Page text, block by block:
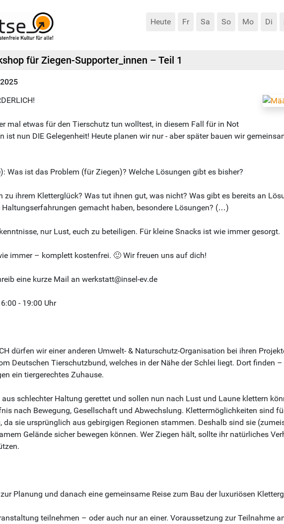
Heute Fr Sa So Mo Di
für Ziegen-Supporter_innen – Teil 1
mal etwas für den Tierschutz tun wolltest, in diesem Fall für in Not
ist nun DIE Gelegenheit! Heute planen wir nur - aber später bauen wir
Was ist das Problem (für Ziegen)? Welche Lösungen gibt es bisher?
zu ihrem Kletterglück? Was tut ihnen gut, was nicht? Was gibt es bereits an
Haltungserfahrungen gemacht haben, besondere Lösungen? (…)
nur Lust, euch zu beteiligen. Für kleine Snacks ist wie immer gesorgt.
immer – komplett kostenfrei. 🙂 Wir freuen uns auf dich!
eine kurze Mail an werkstatt@insel-ev.de
- 19:00 Uhr
dürfen wir einer anderen Umwelt- & Naturschutz-Organisation bei ihren
Deutschen Tierschutzbund, welches in der Nähe der Schlei liegt. Dort finden
ein tiergerechtes Zuhause.
aus schlechter Haltung gerettet und sollen nun nach Lust und Laune klettern
nach Bewegung, Gesellschaft und Abwechslung. Klettermöglichkeiten sind
da sie ursprünglich aus gebirgigen Regionen stammen. Deshalb sind sie
Gelände sicher bewegen können. Wer Ziegen hält, sollte ihr natürliches
Planung und danach eine gemeinsame Reise zum Bau der luxuriösen
teilnehmen – oder auch nur an einer. Voraussetzung zur Teilnahme